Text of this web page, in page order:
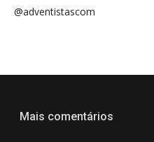
@adventistascom
Mais comentários